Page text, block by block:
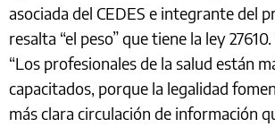
asociada del CEDES e integrante del
resalta “el peso” que tiene la ley
“Los profesionales de la salud están
capacitados, porque la legalidad
más clara circulación de información